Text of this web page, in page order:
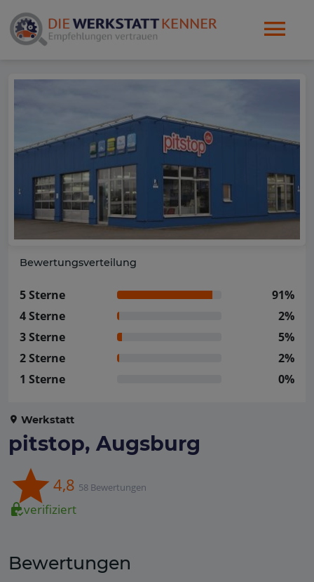
Bewertungsverteilung
5 Sterne
91%
4 Sterne
2%
3 Sterne
5%
2 Sterne
2%
1 Sterne
0%
Werkstatt
pitstop, Augsburg
4,8 58 Bewertungen
verifiziert
Bewertungen